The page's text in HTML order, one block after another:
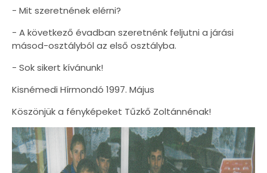
- Mit szeretnének elérni?
- A következő évadban szeretnénk feljutni a járási
másod-osztályból az első osztályba.
- Sok sikert kívánunk!
Kisnémedi Hírmondó 1997. Május
Köszönjük a fényképeket Tűzkő Zoltánnénak!